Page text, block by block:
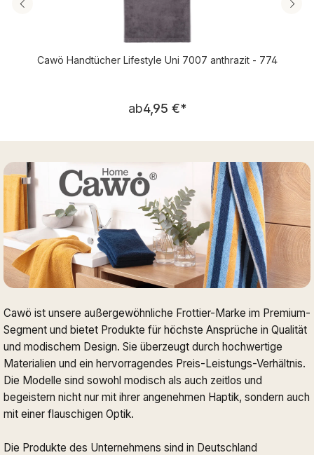
Cawö Handtücher Lifestyle Uni 7007 anthrazit - 774
Regulärer Preis:
ab4,95 €*
Cawö ist unsere außergewöhnliche Frottier-Marke im Premium-
Segment und bietet Produkte für höchste Ansprüche in Qualität
und modischem Design. Sie überzeugt durch hochwertige
Materialien und ein hervorragendes Preis-Leistungs-Verhältnis.
Die Modelle sind sowohl modisch als auch zeitlos und
begeistern nicht nur mit ihrer angenehmen Haptik, sondern auch
mit einer flauschigen Optik.
Die Produkte des Unternehmens sind in Deutschland